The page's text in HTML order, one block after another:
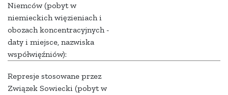
Niemców (pobyt w
niemieckich więzieniach i
obozach koncentracyjnych -
daty i miejsce, nazwiska
współwięźniów):
Represje stosowane przez
Związek Sowiecki (pobyt w